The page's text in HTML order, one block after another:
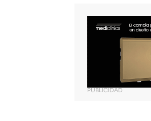
PUBLICIDAD